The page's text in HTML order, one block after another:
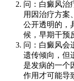
问：白癜风治
用因治疗方案
公开透明的，
候，早期干预
问：白癜风会
遗传倾向，但
是发病的一个
作用才可能导